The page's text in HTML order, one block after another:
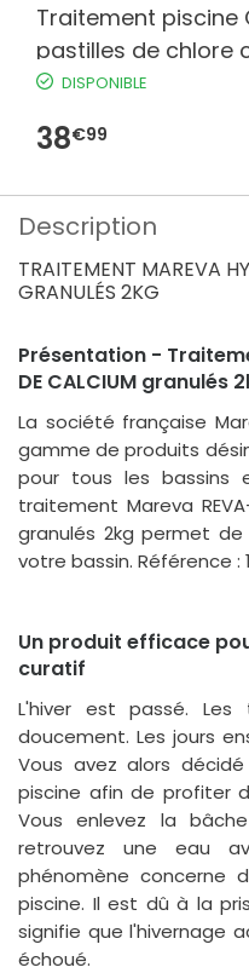
Traitement piscine
pastilles de chlore
5kgDISPONIBLE
38€99
Description
TRAITEMENT MAREVA
GRANULÉS 2KG
Présentation -
DE CALCIUM granulés
La société française
gamme de produits
pour tous les bassins
traitement Mareva REVA-
granulés 2kg permet
votre bassin. Référence :
Un produit efficace
curatif
L'hiver est passé.
doucement. Les jours
Vous avez alors
piscine afin de profiter
Vous enlevez la
retrouvez une eau
phénomène concerne
piscine. Il est dû à la
signifie que l'hivernage
échoué.